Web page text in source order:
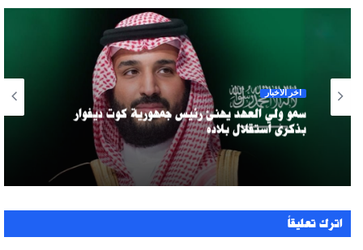
آخر الأخبار
سمو ولي العهد يهنئ رئيس جمهورية كوت ديفوار
بذكرى استقلال بلاده
اترك تعليقاً